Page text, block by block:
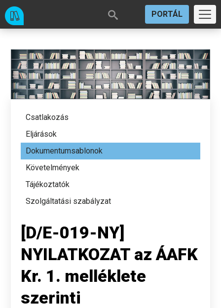
PORTÁL
Csatlakozás
Eljárások
Dokumentumsablonok
Követelmények
Tájékoztatók
Szolgáltatási szabályzat
[D/E-019-NY]
NYILATKOZAT az ÁAFK
Kr. 1. melléklete
szerinti